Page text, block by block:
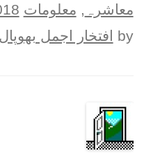
معاشرہ
معلومات
by افتخار اجمل بھوپال